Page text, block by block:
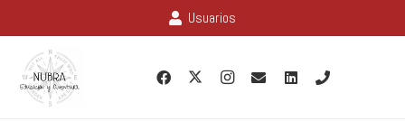
Usuarios